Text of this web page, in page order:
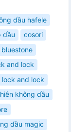
dầu hafele
dầu
cosori
and lock
lock and lock
không dầu
dầu magic